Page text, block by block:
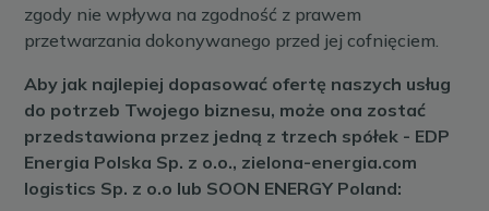
zgody nie wpływa na zgodność z prawem
przetwarzania dokonywanego przed jej cofnięciem.
Aby jak najlepiej dopasować ofertę naszych usług
do potrzeb Twojego biznesu, może ona zostać
przedstawiona przez jedną z trzech spółek - EDP
Energia Polska Sp. z o.o., zielona-energia.com
logistics Sp. z o.o lub SOON ENERGY Poland: